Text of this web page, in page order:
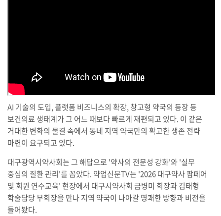
AI 기술의 도입, 플랫폼 비즈니스의 확장, 창고형 약국의 등장 등
보건의료 생태계가 그 어느 때보다 빠르게 재편되고 있다. 이 같은
거대한 변화의 물결 속에서 동네 지역 약국만의 확고한 생존 전략
마련이 요구되고 있다.
대구광역시약사회는 그 해답으로 '약사의 전문성 강화'와 '실무
중심의 질환 관리'를 꼽았다. 약업신문TV는 '2026 대구약사 팜페어
및 회원 연수교육' 현장에서 대구시약사회 금병미 회장과 김태형
학술담당 부회장을 만나 지역 약국이 나아갈 명쾌한 방향과 비전을
들어봤다.